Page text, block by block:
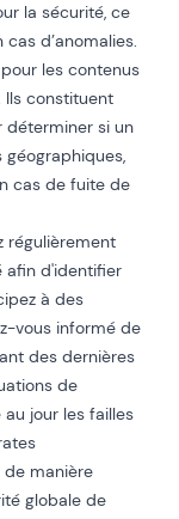
la sécurité, ce
d’anomalies.
les contenus
Ils constituent
déterminer si un
cas de fuite de
régulièrement
afin d'identifier
à des
vous informé de
des dernières
de
jour les failles
manière
globale de